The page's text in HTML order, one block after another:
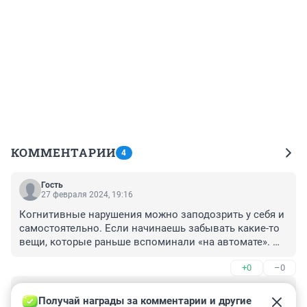
КОММЕНТАРИИ 4
Гость
27 февраля 2024, 19:16
Когнитивные нарушения можно заподозрить у себя и
самостоятельно. Если начинаешь забывать какие-то
вещи, которые раньше вспоминали «на автомате».
К счастью профилактика деменции возможна, и она
+0 –0
27 февраля 2024, 14:38
Получай награды за комментарии и другие